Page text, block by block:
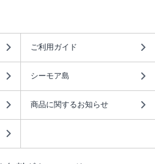
ご利用ガイド
シーモア島
商品に関するお知らせ